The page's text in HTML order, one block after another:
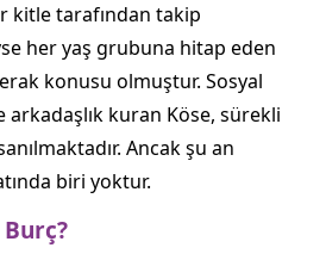
kitle tarafından takip
her yaş grubuna hitap eden
konusu olmuştur. Sosyal
kuran Köse, sürekli
Ancak şu an
biri yoktur.